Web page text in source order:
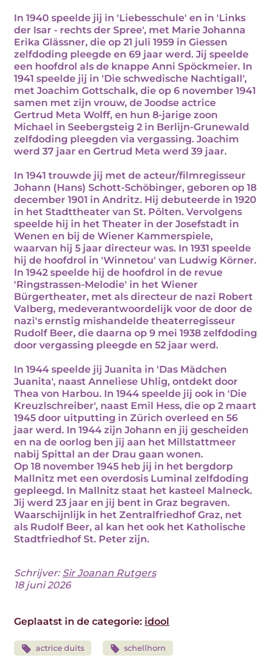
In 1940 speelde jij in 'Liebesschule' en in 'Links
der Isar - rechts der Spree', met Marie Johanna
Erika Glässner, die op 21 juli 1959 in Giessen
zelfdoding pleegde en 69 jaar werd. Jij speelde
een hoofdrol als de knappe Anni Spöckmeier. In
1941 speelde jij in 'Die schwedische Nachtigall',
met Joachim Gottschalk, die op 6 november 1941
samen met zijn vrouw, de Joodse actrice
Gertrud Meta Wolff, en hun 8-jarige zoon
Michael in Seebergsteig 2 in Berlijn-Grunewald
zelfdoding pleegden via vergassing. Joachim
werd 37 jaar en Gertrud Meta werd 39 jaar.
In 1941 trouwde jij met de acteur/filmregisseur
Johann (Hans) Schott-Schöbinger, geboren op 18
december 1901 in Andritz. Hij debuteerde in 1920
in het Stadttheater van St. Pölten. Vervolgens
speelde hij in het Theater in der Josefstadt in
Wenen en bij de Wiener Kammerspiele,
waarvan hij 5 jaar directeur was. In 1931 speelde
hij de hoofdrol in 'Winnetou' van Ludwig Körner.
In 1942 speelde hij de hoofdrol in de revue
'Ringstrassen-Melodie' in het Wiener
Bürgertheater, met als directeur de nazi Robert
Valberg, medeverantwoordelijk voor de door de
nazi's ernstig mishandelde theaterregisseur
Rudolf Beer, die daarna op 9 mei 1938 zelfdoding
door vergassing pleegde en 52 jaar werd.
In 1944 speelde jij Juanita in 'Das Mädchen
Juanita', naast Anneliese Uhlig, ontdekt door
Thea von Harbou. In 1944 speelde jij ook in 'Die
Kreuzlschreiber', naast Emil Hess, die op 2 maart
1945 door uitputting in Zürich overleed en 56
jaar werd. In 1944 zijn Johann en jij gescheiden
en na de oorlog ben jij aan het Millstattmeer
nabij Spittal an der Drau gaan wonen.
Op 18 november 1945 heb jij in het bergdorp
Mallnitz met een overdosis Luminal zelfdoding
gepleegd. In Mallnitz staat het kasteel Malneck.
Jij werd 23 jaar en jij bent in Graz begraven.
Waarschijnlijk in het Zentralfriedhof Graz, net
als Rudolf Beer, al kan het ook het Katholische
Stadtfriedhof St. Peter zijn.
Schrijver: Sir Joanan Rutgers
18 juni 2026
Geplaatst in de categorie: idool
actrice duits schellhorn